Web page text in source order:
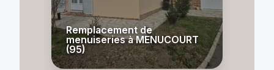
Remplacement de
menuiseries à MENUCOURT
(95)